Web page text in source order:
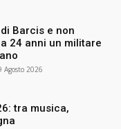
Barcis e non
24 anni un militare
Agosto 2026
tra musica,